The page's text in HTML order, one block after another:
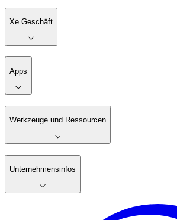
Xe Geschäft
Apps
Werkzeuge und Ressourcen
Unternehmensinfos